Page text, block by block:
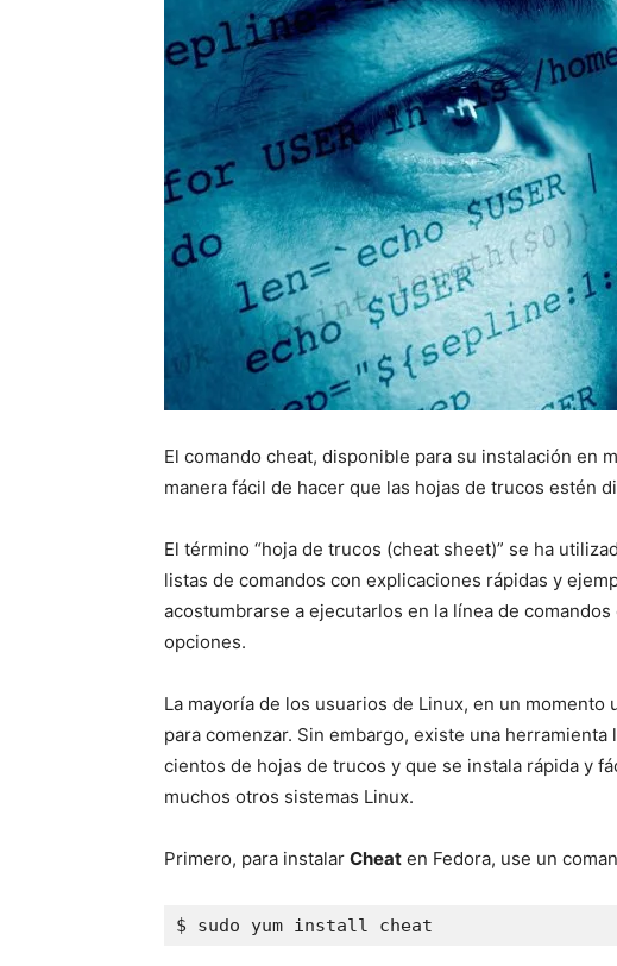
El comando cheat, disponible para su instalación en
manera fácil de hacer que las hojas de trucos estén
El término “hoja de trucos (cheat sheet)” se ha
listas de comandos con explicaciones rápidas y
acostumbrarse a ejecutarlos en la línea de
opciones.
La mayoría de los usuarios de Linux, en un
para comenzar. Sin embargo, existe una herramienta
cientos de hojas de trucos y que se instala rápida y
muchos otros sistemas Linux.
Primero, para instalar Cheat en Fedora, use un
$ sudo yum install cheat